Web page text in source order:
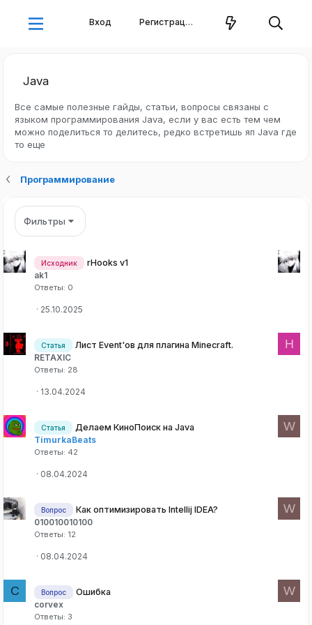
Вход Регистрация
Java
Все самые полезные гайды, статьи, вопросы связаны с
языком программирования Java, если у вас есть тем чем
можно поделиться то делитесь, редко встретишь яп Java где
то еще
Программирование
Фильтры
Исходник
rHooks v1
ak1
Ответы 0
25.10.2025
Статья
Лист Event'ов для плагина Minecraft.
RETAXIC
Ответы 28
13.04.2024
H
Статья
Делаем КиноПоиск на Java
TimurkaBeats
Ответы 42
08.04.2024
W
Вопрос
Как оптимизировать Intellij IDEA?
010010010100
Ответы 12
08.04.2024
W
C Вопрос
Ошибка
corvex
Ответы 3
W